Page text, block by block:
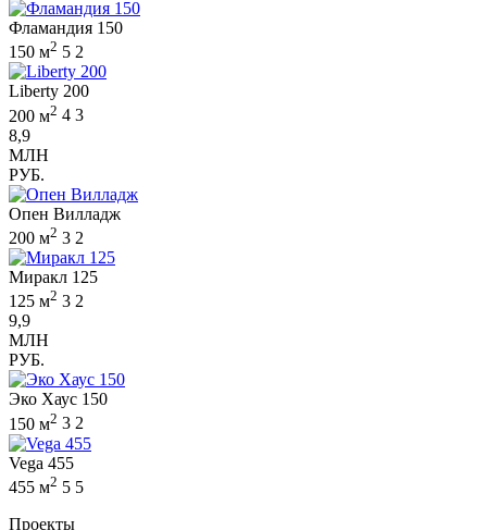
Фламандия 150
150 м2 5 2
Liberty 200
200 м2 4 3
8,9
МЛН
РУБ.
Опен Вилладж
200 м2 3 2
Миракл 125
125 м2 3 2
9,9
МЛН
РУБ.
Эко Хаус 150
150 м2 3 2
Vega 455
455 м2 5 5
Проекты